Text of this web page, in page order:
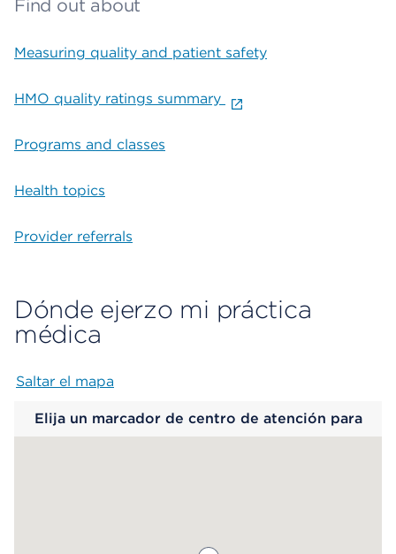
Find out about
Measuring quality and patient safety
HMO quality ratings summary
Programs and classes
Health topics
Provider referrals
Dónde ejerzo mi práctica
médica
Saltar el mapa
Elija un marcador de centro de atención para